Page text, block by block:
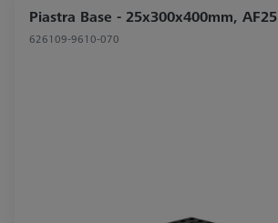
Piastra Base - 25x300x400mm, AF25
626109-9610-070